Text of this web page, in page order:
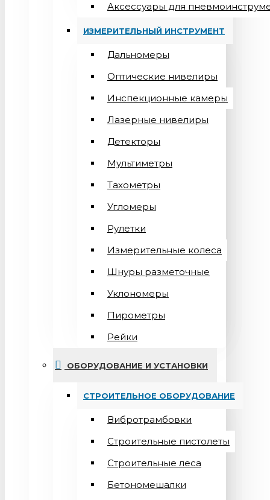
Аксессуары для
ИЗМЕРИТЕЛЬНЫЙ ИНСТРУМЕНТ
Дальномеры
Оптические нивелиры
Инспекционные камеры
Лазерные нивелиры
Детекторы
Мультиметры
Тахометры
Угломеры
Рулетки
Измерительные колеса
Шнуры разметочные
Уклономеры
Пирометры
Рейки
ОБОРУДОВАНИЕ И УСТАНОВКИ
СТРОИТЕЛЬНОЕ ОБОРУДОВАНИЕ
Вибротрамбовки
Строительные пистолеты
Строительные леса
Бетономешалки